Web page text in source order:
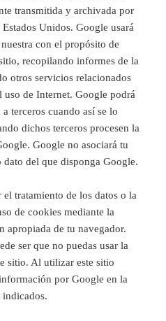
transmitida y archivada por
Unidos. Google usará
con el propósito de
recopilando informes de la
otros servicios relacionados
de Internet. Google podrá
terceros cuando así se lo
dichos terceros procesen la
Google no asociará tu
del que disponga Google.
el tratamiento de los datos o la
de cookies mediante la
apropiada de tu navegador.
ser que no puedas usar la
sitio. Al utilizar este sitio
por Google en la